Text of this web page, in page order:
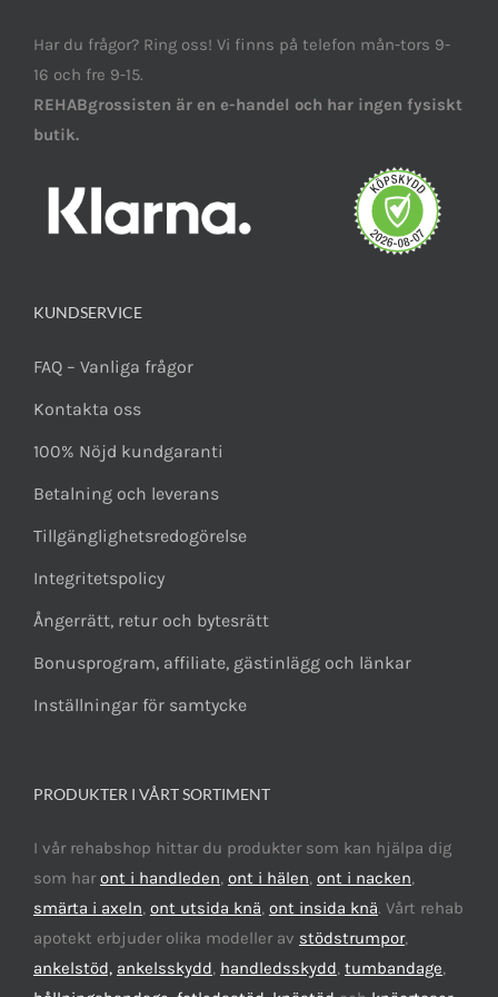
Har du frågor? Ring oss! Vi finns på telefon mån-tors 9-
16 och fre 9-15.
REHABgrossisten är en e-handel och har ingen fysiskt
butik.
KUNDSERVICE
FAQ – Vanliga frågor
Kontakta oss
100% Nöjd kundgaranti
Betalning och leverans
Tillgänglighetsredogörelse
Integritetspolicy
Ångerrätt, retur och bytesrätt
Bonusprogram, affiliate, gästinlägg och länkar
Inställningar för samtycke
PRODUKTER I VÅRT SORTIMENT
I vår rehabshop hittar du produkter som kan hjälpa dig
som haront i handleden, ont i hälen, ont i nacken,
smärta i axeln, ont utsida knä, ont insida knä. Vårt rehab
apotekt erbjuder olika modeller av stödstrumpor,
ankelstöd, ankelsskydd, handledsskydd, tumbandage,